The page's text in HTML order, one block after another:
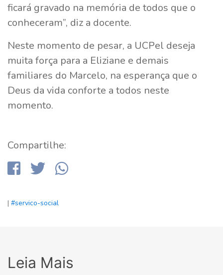
ficará gravado na memória de todos que o
conheceram”, diz a docente.
Neste momento de pesar, a UCPel deseja
muita força para a Eliziane e demais
familiares do Marcelo, na esperança que o
Deus da vida conforte a todos neste
momento.
Compartilhe:
| #servico-social
Leia Mais